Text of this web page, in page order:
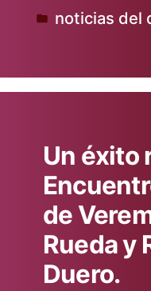
Publicado
noticias del
Un éxito
de
Rueda y
Duero.